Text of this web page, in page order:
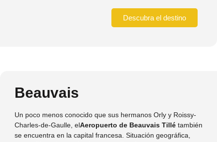
Descubra el destino
Beauvais
Un poco menos conocido que sus hermanos Orly y Roissy-
Charles-de-Gaulle, elAeropuerto de Beauvais Tillé también
se encuentra en la capital francesa. Situación geográfica,